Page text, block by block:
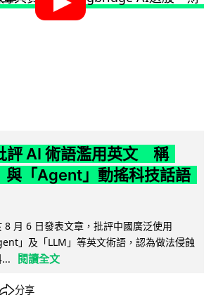
評 AI 術語濫用英文 稱
與「Agent」動搖科技話語
8 月 6 日發表文章，批評中國廣泛使用
」及「LLM」等英文術語，認為做法侵蝕
閱讀全文
分享